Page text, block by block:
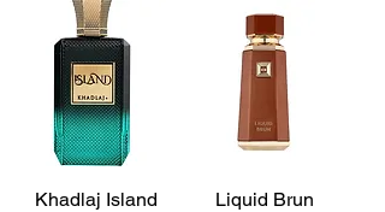
Khadlaj Island
Liquid Brun